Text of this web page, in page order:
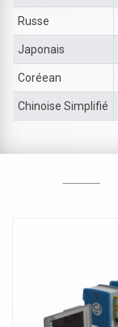
Russe
Japonais
Coréean
Chinoise Simplifié